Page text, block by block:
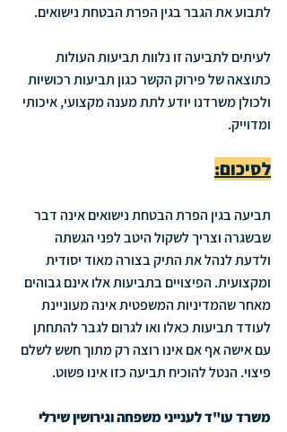
לתבוע את הגבר בגין הפרת הבטחת נישואים.
לעיתים לתביעה זו נלוות תביעות העולות
כתוצאה של פירוק הקשר כגון תביעות רכושיות
ולכולן משרדנו יודע לתת מענה מקצועי, איכותי
ומדוייק.
לסיכום:
תביעה בגין הפרת הבטחת נישואים אינה דבר
שבשגרה וצריך לשקול היטב לפני הגשתה
ולדעת לנהל את התיק בצורה מאוד יסודית
ומקצועית. הפיצויים בתביעות אלו אינם גבוהים
מאחר שהמדיניות המשפטית אינה מעוניינת
לעודד תביעות כאלו ואו לגרום לגבר להתחתן
עם אישה אף אם אינו רוצה רק מתוך חשש לשלם
פיצוי. הנטל להוכיח תביעה כזו אינו פשוט.
משרד עו"ד לענייני משפחה וגירושין שירלי